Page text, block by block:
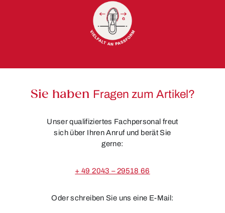
Sie haben Fragen zum Artikel?
Unser qualifiziertes Fachpersonal freut
sich über Ihren Anruf und berät Sie
gerne:
+ 49 2043 – 29518 66
Oder schreiben Sie uns eine E-Mail: